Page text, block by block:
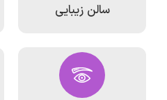
سالن زیبایی